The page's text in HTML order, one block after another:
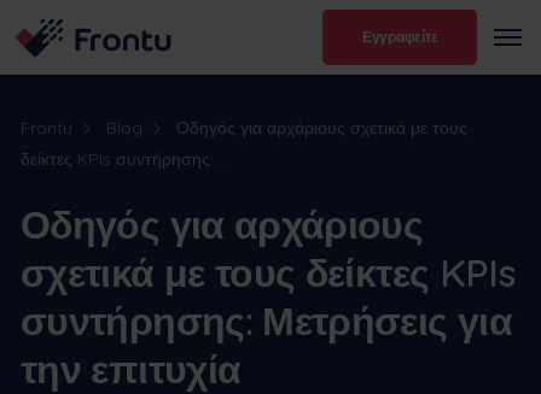
Εγγραφείτε
Frontu Blog
Οδηγός για αρχάριους σχετικά με τους
δείκτες KPIs συντήρησης:...
Οδηγός για αρχάριους
σχετικά με τους δείκτες KPIs
συντήρησης: Μετρήσεις για
την επιτυχία